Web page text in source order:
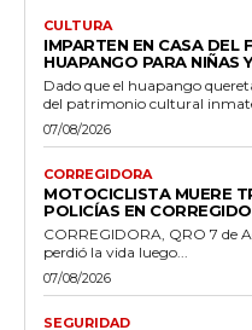
CULTURA
IMPARTEN EN CASA DEL
HUAPANGO PARA NIÑAS
Dado que el huapango
del patrimonio cultural
07/08/2026
CORREGIDORA
MOTOCICLISTA MUERE
POLICÍAS EN
CORREGIDORA, QRO 7 de
perdió la vida luego...
07/08/2026
SEGURIDAD